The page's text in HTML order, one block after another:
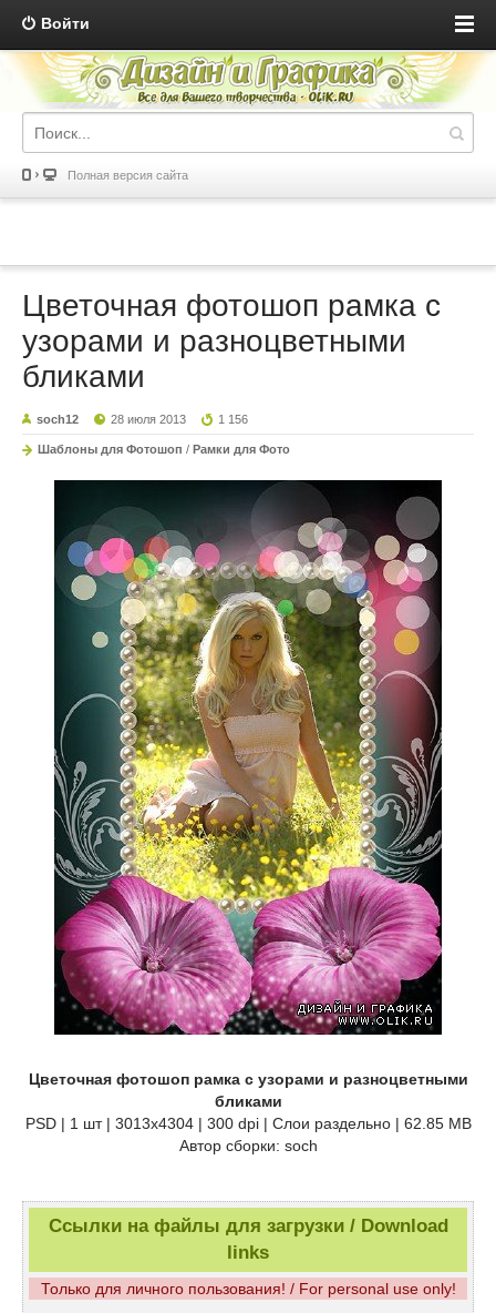
Войти
Полная версия сайта
Цветочная фотошоп рамка с
узорами и разноцветными
бликами
soch12 28 июля 2013 1 156
Шаблоны для Фотошоп / Рамки для Фото
Цветочная фотошоп рамка с узорами и разноцветными
бликами
PSD | 1 шт | 3013x4304 | 300 dpi | Слои раздельно | 62.85 MB
Автор сборки: soch
Ссылки на файлы для загрузки / Download
links
Только для личного пользования! / For personal use only!